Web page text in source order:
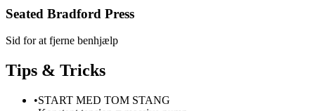
Seated Bradford Press
Sid for at fjerne benhjælp
Tips & Tricks
•START MED TOM STANG